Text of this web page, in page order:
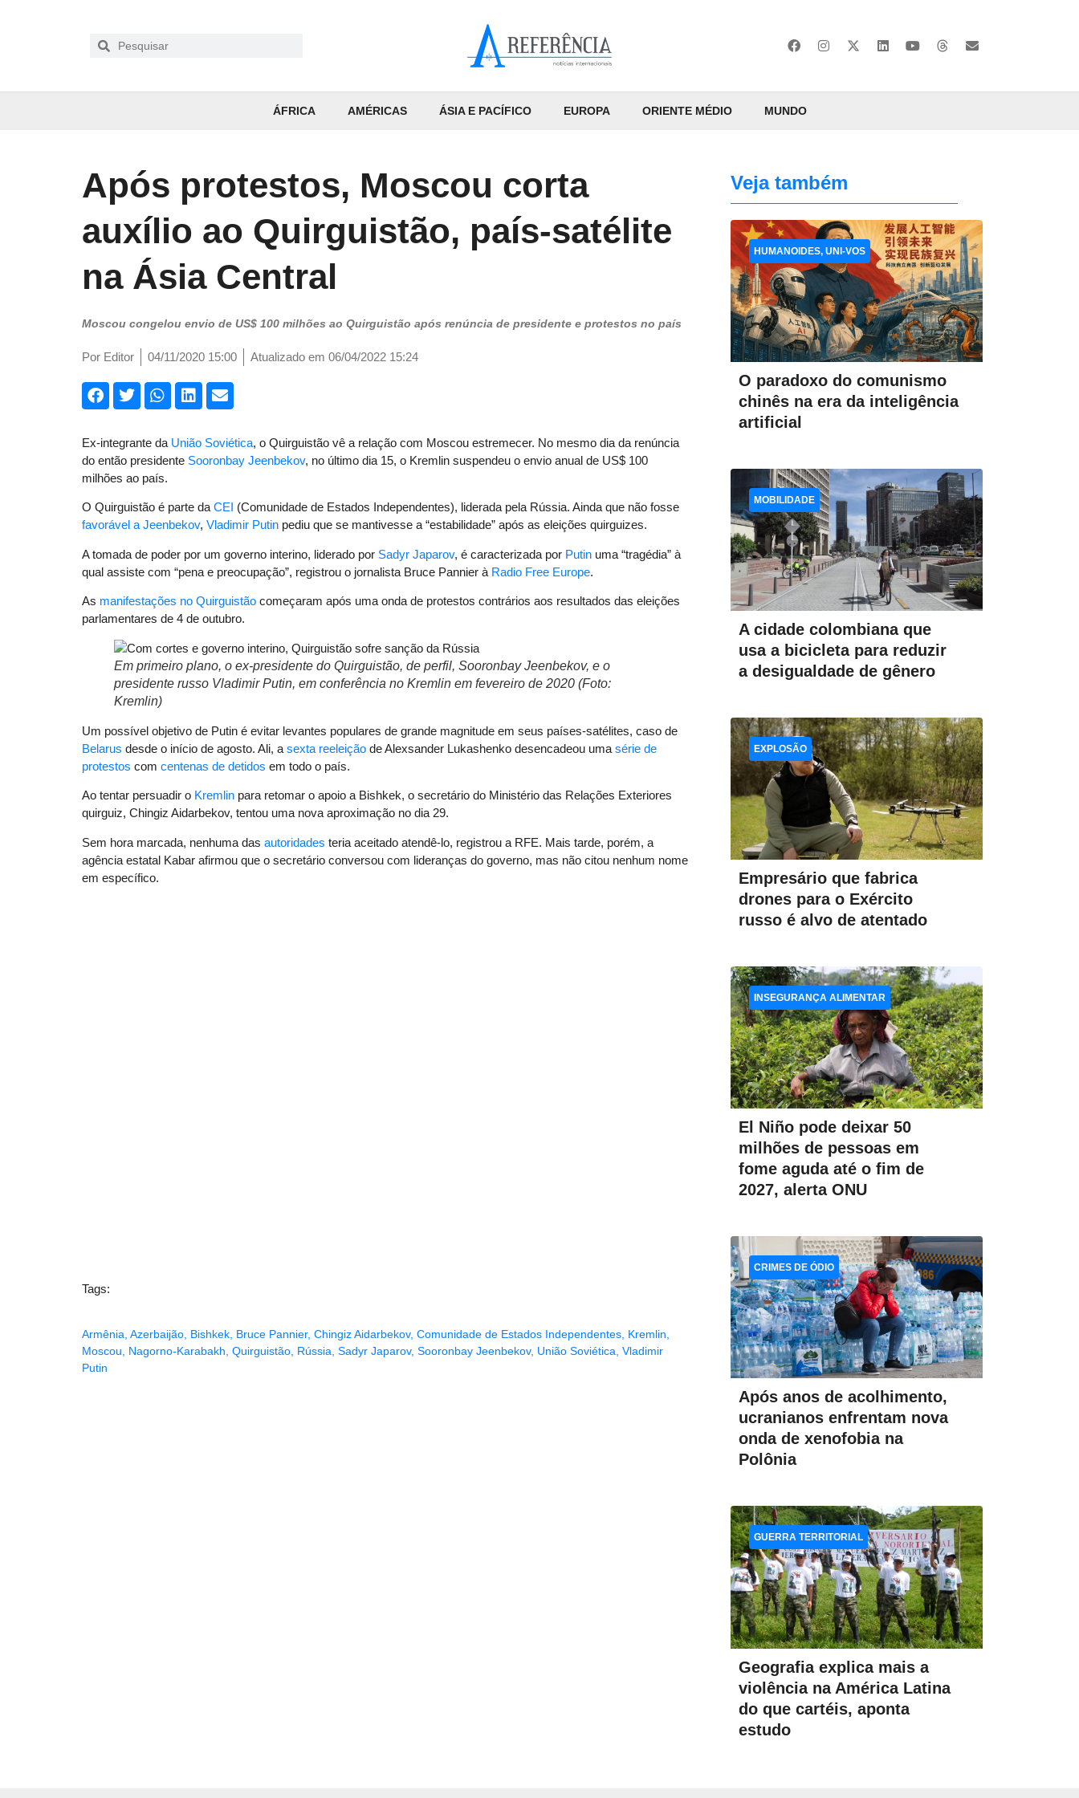
ÁFRICA AMÉRICAS ÁSIA E PACÍFICO EUROPA ORIENTE MÉDIO MUNDO
Após protestos, Moscou corta
auxílio ao Quirguistão, país-satélite
na Ásia Central
Moscou congelou envio de US$ 100 milhões ao Quirguistão após renúncia de presidente e protestos no país
Por Editor 04/11/2020 15:00 Atualizado em 06/04/2022 15:24
Ex-integrante da União Soviética, o Quirguistão vê a relação com Moscou estremecer. No mesmo dia da renúncia
do então presidente Sooronbay Jeenbekov, no último dia 15, o Kremlin suspendeu o envio anual de US$ 100
milhões ao país.
O Quirguistão é parte da CEI (Comunidade de Estados Independentes), liderada pela Rússia. Ainda que não fosse
favorável a Jeenbekov, Vladimir Putin pediu que se mantivesse a “estabilidade” após as eleições quirguizes.
A tomada de poder por um governo interino, liderado por Sadyr Japarov, é caracterizada por Putin uma “tragédia” à
qual assiste com “pena e preocupação”, registrou o jornalista Bruce Pannier à Radio Free Europe.
As manifestações no Quirguistão começaram após uma onda de protestos contrários aos resultados das eleições
parlamentares de 4 de outubro.
Em primeiro plano, o ex-presidente do Quirguistão, de perfil, Sooronbay Jeenbekov, e o
presidente russo Vladimir Putin, em conferência no Kremlin em fevereiro de 2020 (Foto:
Kremlin)
Um possível objetivo de Putin é evitar levantes populares de grande magnitude em seus países-satélites, caso de
Belarus desde o início de agosto. Ali, a sexta reeleição de Alexsander Lukashenko desencadeou uma série de
protestos com centenas de detidos em todo o país.
Ao tentar persuadir o Kremlin para retomar o apoio a Bishkek, o secretário do Ministério das Relações Exteriores
quirguiz, Chingiz Aidarbekov, tentou uma nova aproximação no dia 29.
Sem hora marcada, nenhuma das autoridades teria aceitado atendê-lo, registrou a RFE. Mais tarde, porém, a
agência estatal Kabar afirmou que o secretário conversou com lideranças do governo, mas não citou nenhum nome
em específico.
Tags:
Armênia Azerbaijão Bishkek Bruce Pannier, Chingiz Aidarbekov, Comunidade de Estados Independentes Kremlin
Moscou
Nagorno-Karabakh Quirguistão Rússia Sadyr Japarov, Sooronbay Jeenbekov, União Soviética Vladimir
Putin
Veja também
O paradoxo do comunismo
chinês na era da inteligência
artificial
HUMANOIDES, UNI-VOS
A cidade colombiana que
usa a bicicleta para reduzir
a desigualdade de gênero
MOBILIDADE
Empresário que fabrica
drones para o Exército
russo é alvo de atentado
EXPLOSÃO
El Niño pode deixar 50
milhões de pessoas em
fome aguda até o fim de
2027, alerta ONU
INSEGURANÇA ALIMENTAR
Após anos de acolhimento,
ucranianos enfrentam nova
onda de xenofobia na
Polônia
CRIMES DE ÓDIO
Geografia explica mais a
violência na América Latina
do que cartéis, aponta
estudo
GUERRA TERRITORIAL